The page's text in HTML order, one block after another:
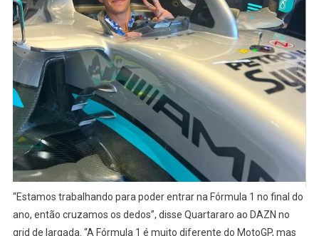
“Estamos trabalhando para poder entrar na Fórmula 1 no final do
ano, então cruzamos os dedos”, disse Quartararo ao DAZN no
grid de largada. “A Fórmula 1 é muito diferente do MotoGP, mas